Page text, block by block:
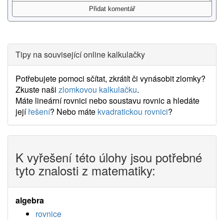
Tipy na související online kalkulačky
Potřebujete pomoci sčítat, zkrátít či vynásobit zlomky?
Zkuste naši zlomkovou kalkulačku.
Máte lineární rovnici nebo soustavu rovnic a hledáte
jejířešení? Nebo máte kvadratickou rovnici?
K vyřešení této úlohy jsou potřebné
tyto znalosti z matematiky:
algebra
rovnice